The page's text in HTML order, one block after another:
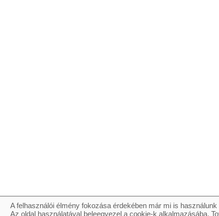
A felhasználói élmény fokozása érdekében már mi is
Az oldal használatával beleegyezel a cookie-k alkalmazásába.